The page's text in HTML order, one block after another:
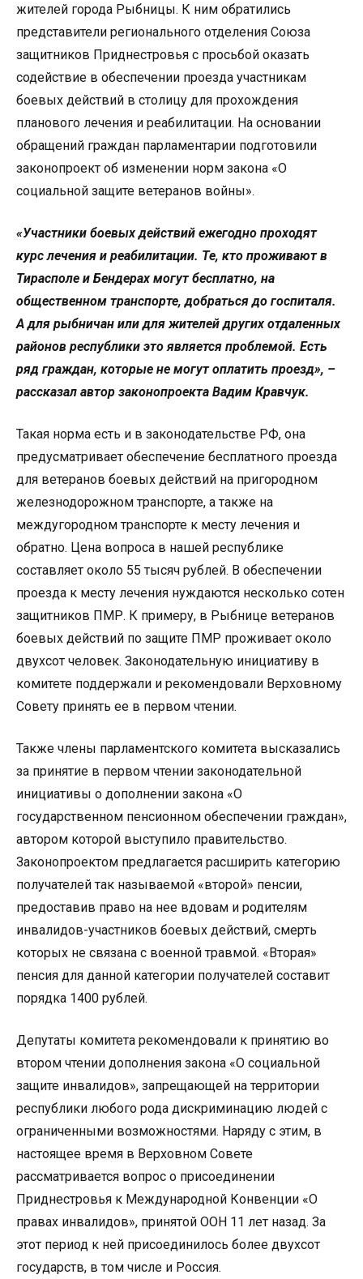
жителей города Рыбницы. К ним обратились
представители регионального отделения Союза
защитников Приднестровья с просьбой оказать
содействие в обеспечении проезда участникам
боевых действий в столицу для прохождения
планового лечения и реабилитации. На основании
обращений граждан парламентарии подготовили
законопроект об изменении норм закона «О
социальной защите ветеранов войны».
«Участники боевых действий ежегодно проходят
курс лечения и реабилитации. Те, кто проживают в
Тирасполе и Бендерах могут бесплатно, на
общественном транспорте, добраться до госпиталя.
А для рыбничан или для жителей других отдаленных
районов республики это является проблемой. Есть
ряд граждан, которые не могут оплатить проезд», –
рассказал автор законопроекта Вадим Кравчук.
Такая норма есть и в законодательстве РФ, она
предусматривает обеспечение бесплатного проезда
для ветеранов боевых действий на пригородном
железнодорожном транспорте, а также на
междугородном транспорте к месту лечения и
обратно. Цена вопроса в нашей республике
составляет около 55 тысяч рублей. В обеспечении
проезда к месту лечения нуждаются несколько сотен
защитников ПМР. К примеру, в Рыбнице ветеранов
боевых действий по защите ПМР проживает около
двухсот человек. Законодательную инициативу в
комитете поддержали и рекомендовали Верховному
Совету принять ее в первом чтении.
Также члены парламентского комитета высказались
за принятие в первом чтении законодательной
инициативы о дополнении закона «О
государственном пенсионном обеспечении граждан»,
автором которой выступило правительство.
Законопроектом предлагается расширить категорию
получателей так называемой «второй» пенсии,
предоставив право на нее вдовам и родителям
инвалидов-участников боевых действий, смерть
которых не связана с военной травмой. «Вторая»
пенсия для данной категории получателей составит
порядка 1400 рублей.
Депутаты комитета рекомендовали к принятию во
втором чтении дополнения закона «О социальной
защите инвалидов», запрещающей на территории
республики любого рода дискриминацию людей с
ограниченными возможностями. Наряду с этим, в
настоящее время в Верховном Совете
рассматривается вопрос о присоединении
Приднестровья к Международной Конвенции «О
правах инвалидов», принятой ООН 11 лет назад. За
этот период к ней присоединилось более двухсот
государств, в том числе и Россия.